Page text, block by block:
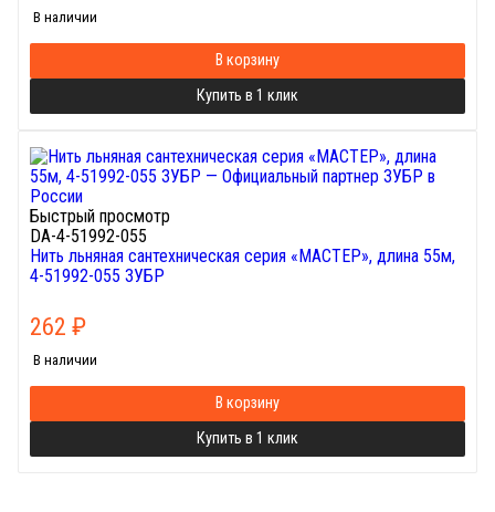
В наличии
В корзину
Купить в 1 клик
Быстрый просмотр
DA-4-51992-055
Нить льняная сантехническая серия «МАСТЕР», длина 55м,
4-51992-055 ЗУБР
262 ₽
В наличии
В корзину
Купить в 1 клик